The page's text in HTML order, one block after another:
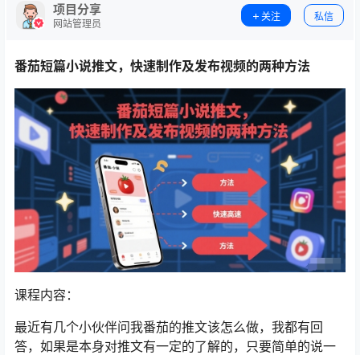
项目分享
网站管理员
关注 私信
番茄短篇小说推文，快速制作及发布视频的两种方法
课程内容：
最近有几个小伙伴问我番茄的推文该怎么做，我都有回
答，如果是本身对推文有一定的了解的，只要简单的说一